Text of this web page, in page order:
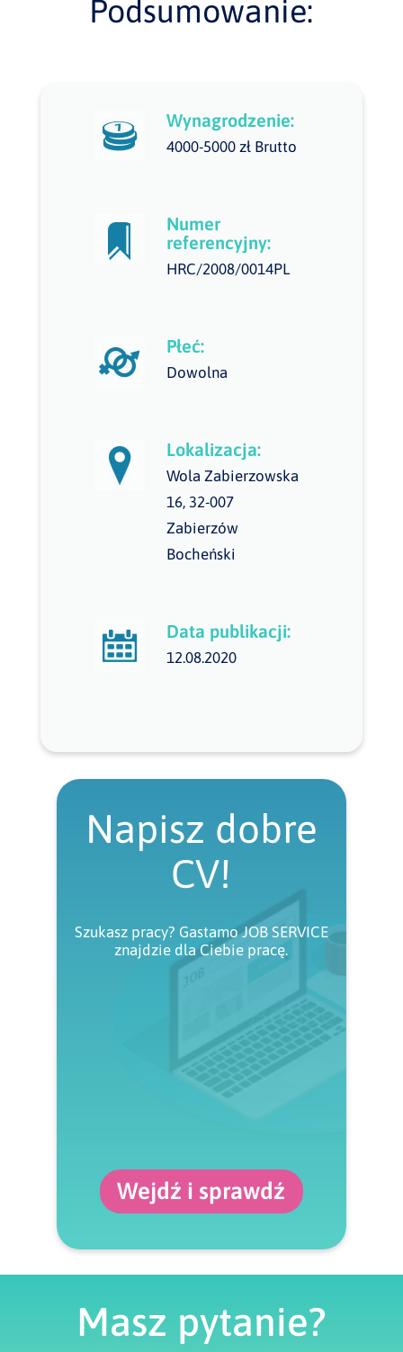
Podsumowanie:
Wynagrodzenie:
4000-5000 zł Brutto
Numer
referencyjny:
HRC/2008/0014PL
Płeć:
Dowolna
Lokalizacja:
Wola Zabierzowska
16, 32-007
Zabierzów
Bocheński
Data publikacji:
12.08.2020
Napisz dobre
CV!
Szukasz pracy? Gastamo JOB SERVICE
znajdzie dla Ciebie pracę.
Wejdź i sprawdź
Masz pytanie?